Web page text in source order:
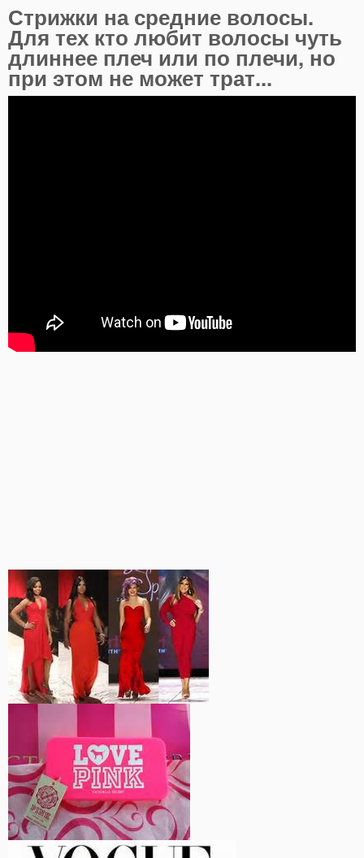
Стрижки на средние волосы.
Для тех кто любит волосы чуть
длиннее плеч или по плечи, но
при этом не может трат...